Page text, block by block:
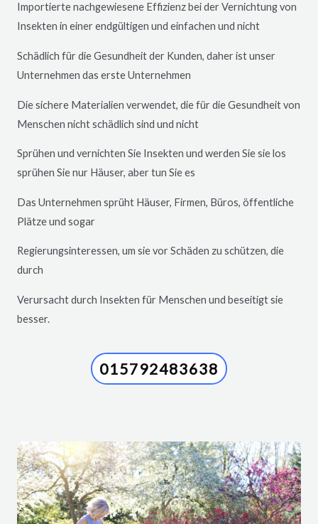
Importierte nachgewiesene Effizienz bei der Vernichtung von
Insekten in einer endgültigen und einfachen und nicht
Schädlich für die Gesundheit der Kunden, daher ist unser
Unternehmen das erste Unternehmen
Die sichere Materialien verwendet, die für die Gesundheit von
Menschen nicht schädlich sind und nicht
Sprühen und vernichten Sie Insekten und werden Sie sie los
sprühen Sie nur Häuser, aber tun Sie es
Das Unternehmen sprüht Häuser, Firmen, Büros, öffentliche
Plätze und sogar
Regierungsinteressen, um sie vor Schäden zu schützen, die
durch
Verursacht durch Insekten für Menschen und beseitigt sie
besser.
015792483638